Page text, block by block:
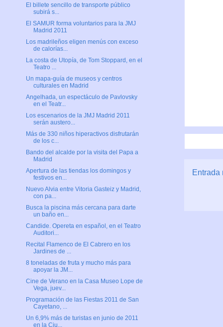
Entrada
El billete sencillo de transporte público
subirá s...
El SAMUR forma voluntarios para la JMJ
Madrid 2011
Los madrileños eligen menús con exceso
de calorías...
La costa de Utopía, de Tom Stoppard, en el
Teatro ...
Un mapa-guía de museos y centros
culturales en Madrid
Angelhada, un espectáculo de Pavlovsky
en el Teatr...
Los escenarios de la JMJ Madrid 2011
serán austero...
Más de 330 niños hiperactivos disfrutarán
de los c...
Bando del alcalde por la visita del Papa a
Madrid
Apertura de las tiendas los domingos y
festivos en...
Nuevo Alvia entre Vitoria Gasteiz y Madrid,
con pa...
Busca la piscina más cercana para darte
un baño en...
Candide. Opereta en español, en el Teatro
Auditori...
Recital Flamenco de El Cabrero en los
Jardines de ...
8 toneladas de fruta y mucho más para
apoyar la JM...
Cine de Verano en la Casa Museo Lope de
Vega, juev...
Programación de las Fiestas 2011 de San
Cayetano, ...
Un 6,9% más de turistas en junio de 2011
en la Ciu...